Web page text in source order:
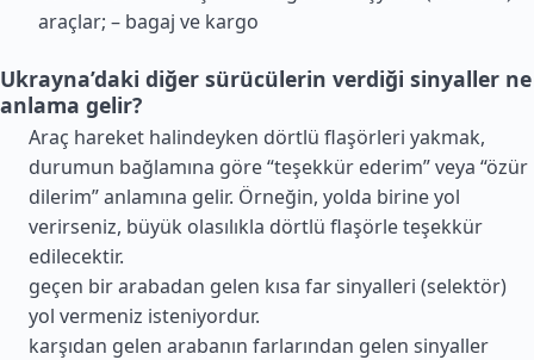
araçlar; – bagaj ve kargo
Ukrayna’daki diğer sürücülerin verdiği sinyaller ne
anlama gelir?
Araç hareket halindeyken dörtlü flaşörleri yakmak,
durumun bağlamına göre “teşekkür ederim” veya “özür
dilerim” anlamına gelir. Örneğin, yolda birine yol
verirseniz, büyük olasılıkla dörtlü flaşörle teşekkür
edilecektir.
geçen bir arabadan gelen kısa far sinyalleri (selektör)
yol vermeniz isteniyordur.
karşıdan gelen arabanın farlarından gelen sinyaller